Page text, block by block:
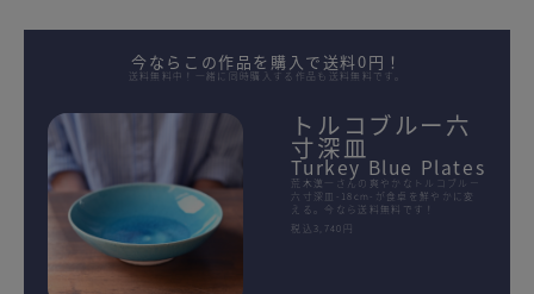
今ならこの作品を購入で送料0円！
送料無料中！一緒に同時購入する作品も送料無料です。
トルコブルー六
寸深皿
Turkey Blue Plates
荒木漢一さんの爽やかなトルコブルー
六寸深皿-18cm-が食卓を鮮やかに変
える。今なら送料無料です！
税込3,740円